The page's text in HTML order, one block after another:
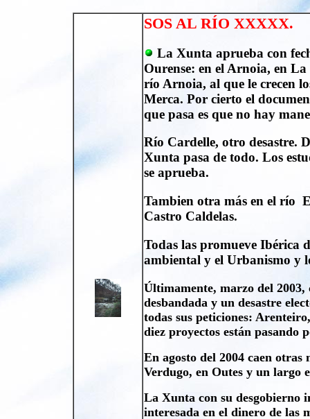
SOS AL RÍO XXXXX.
La Xunta aprueba con
Ourense: en el Arnoia, en
río Arnoia, al que le crecen
Merca. Por cierto el
que pasa es que no hay
Río Cardelle, otro desastre.
Xunta pasa de todo. Los
se aprueba.
Tambien otra más en el río
Castro Caldelas.
Todas las promueve Ibérica
ambiental y el Urbanismo y
Últimamente, marzo del 2003,
desbandada y un desastre
todas sus peticiones:
diez proyectos están pasando
En agosto del 2004 caen
Verdugo, en Outes y un largo
La Xunta con su desgobierno
interesada en el dinero de las